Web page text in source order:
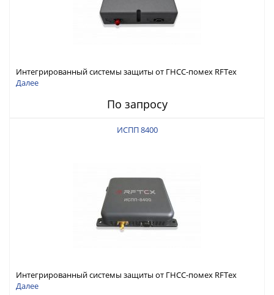
Интегрированный системы защиты от ГНСС-помех RFТех
ИСПП 8500
Далее
По запросу
ИСПП 8400
Интегрированный системы защиты от ГНСС-помех RFТех
ИСПП 8400
Далее